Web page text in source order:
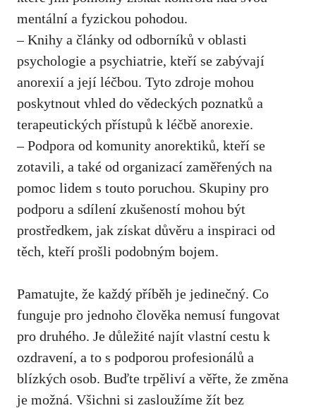
mentální ‍a fyzickou pohodou.
– ⁣Knihy a ​články od odborníků v oblasti
psychologie a psychiatrie, kteří se zabývají
anorexií ⁢a její léčbou. ⁤Tyto zdroje mohou
poskytnout vhled do vědeckých poznatků a
terapeutických ‌přístupů k léčbě anorexie.
– Podpora od komunity anorektiků, kteří⁤ se
zotavili, a také od organizací zaměřených na
pomoc lidem s touto poruchou.⁤ Skupiny pro
podporu a sdílení zkušeností mohou být
prostředkem,​ jak získat ‍důvěru a inspiraci ⁤od
⁣těch, kteří prošli podobným bojem.
Pamatujte, že každý příběh je jedinečný. Co
funguje pro jednoho člověka nemusí fungovat
pro druhého. Je důležité najít ‍vlastní cestu k
ozdravení, a to s ⁣podporou ⁤profesionálů a
blízkých osob. Buďte trpěliví a věřte, že změna
je možná. Všichni si zasloužíme žít bez